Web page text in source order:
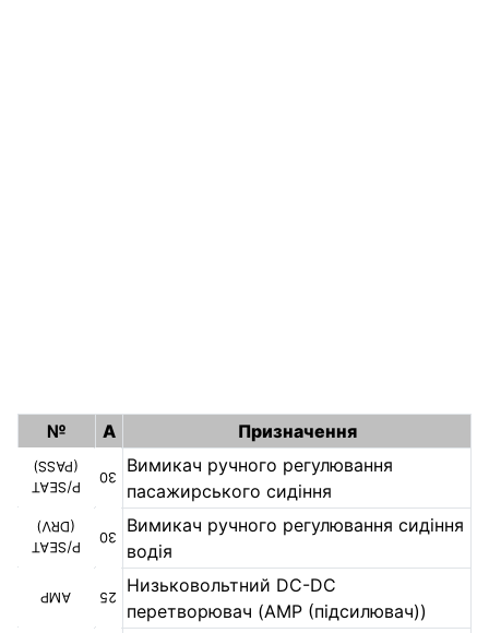
№ A Призначення
P/SEAT
(PASS)
30
Вимикач ручного регулювання
пасажирського сидіння
P/SEAT
(DRV)
30
Вимикач ручного регулювання сидіння
водія
AMP 25
Низьковольтний DC-DC
перетворювач (AMP (підсилювач))